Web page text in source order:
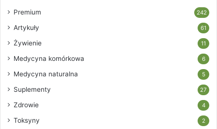
Premium 242
Artykuły 61
Żywienie 11
Medycyna komórkowa 6
Medycyna naturalna 5
Suplementy 27
Zdrowie 4
Toksyny 2